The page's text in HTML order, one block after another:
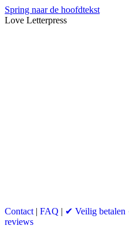
Spring naar de hoofdtekst
Love Letterpress
Contact | FAQ | ✔ Veilig betalen
reviews